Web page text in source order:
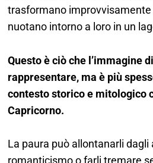
trasformano improvvisamente
nuotano intorno a loro in un
Questo è ciò che l’immagine
rappresentare, ma è più
contesto storico e mitologico
Capricorno.
La paura può allontanarli dagli